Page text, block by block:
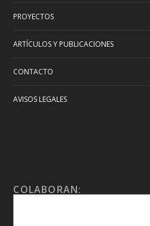
PROYECTOS
ARTÍCULOS Y PUBLICACIONES
CONTACTO
AVISOS LEGALES
COLABORAN: